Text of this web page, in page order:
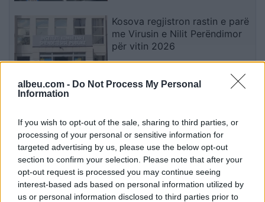
albeu.com - Do Not Process My Personal
Information
If you wish to opt-out of the sale, sharing to third parties, or
processing of your personal or sensitive information for
targeted advertising by us, please use the below opt-out
section to confirm your selection. Please note that after your
opt-out request is processed you may continue seeing
interest-based ads based on personal information utilized by
us or personal information disclosed to third parties prior to
Kosova regjistron rastin e parë
me Virusin e Nilit Perëndimor
për vitin 2026
Zvarritja e konstituimit të
thellim të krizës politike në
Kosovë
Shqipe, shqipe”, futbollisti i
Juventusit përgëzon në shqip
Edon Zhegrovën